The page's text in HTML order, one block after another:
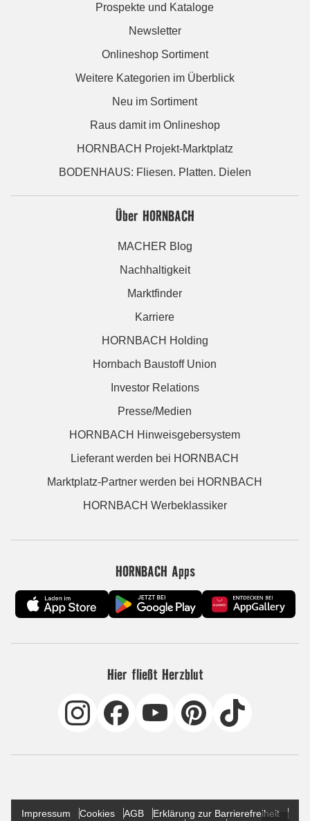
Prospekte und Kataloge
Newsletter
Onlineshop Sortiment
Weitere Kategorien im Überblick
Neu im Sortiment
Raus damit im Onlineshop
HORNBACH Projekt-Marktplatz
BODENHAUS: Fliesen. Platten. Dielen
Über HORNBACH
MACHER Blog
Nachhaltigkeit
Marktfinder
Karriere
HORNBACH Holding
Hornbach Baustoff Union
Investor Relations
Presse/Medien
HORNBACH Hinweisgebersystem
Lieferant werden bei HORNBACH
Marktplatz-Partner werden bei HORNBACH
HORNBACH Werbeklassiker
HORNBACH Apps
Hier fließt Herzblut
Impressum Cookies AGB
Erklärung zur Barrierefreiheit